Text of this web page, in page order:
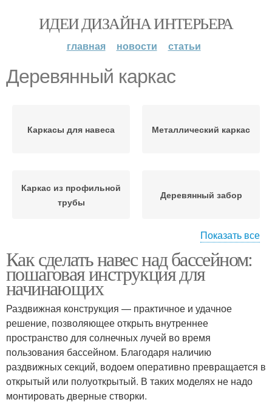
ИДЕИ ДИЗАЙНА ИНТЕРЬЕРА
главная новости статьи
Деревянный каркас
Каркасы для навеса Металлический каркас
Каркас из профильной
трубы
Деревянный забор
Деревянный плинтус
Гипсокартон по
деревянному каркасу
Гипсокартон на
деревянные стены
Каркас для
гипсокартона
Каркас под гипсокартон
Показать все
Как сделать навес над бассейном:
пошаговая инструкция для
начинающих
Раздвижная конструкция — практичное и удачное
решение, позволяющее открыть внутреннее
пространство для солнечных лучей во время
пользования бассейном. Благодаря наличию
раздвижных секций, водоем оперативно превращается в
открытый или полуоткрытый. В таких моделях не надо
монтировать дверные створки.